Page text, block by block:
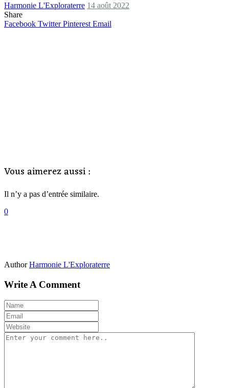
Harmonie L'Exploraterre 14 août 2022
Share
Facebook Twitter Pinterest Email
Vous aimerez aussi :
Il n’y a pas d’entrée similaire.
0
Author Harmonie L'Exploraterre
Write A Comment